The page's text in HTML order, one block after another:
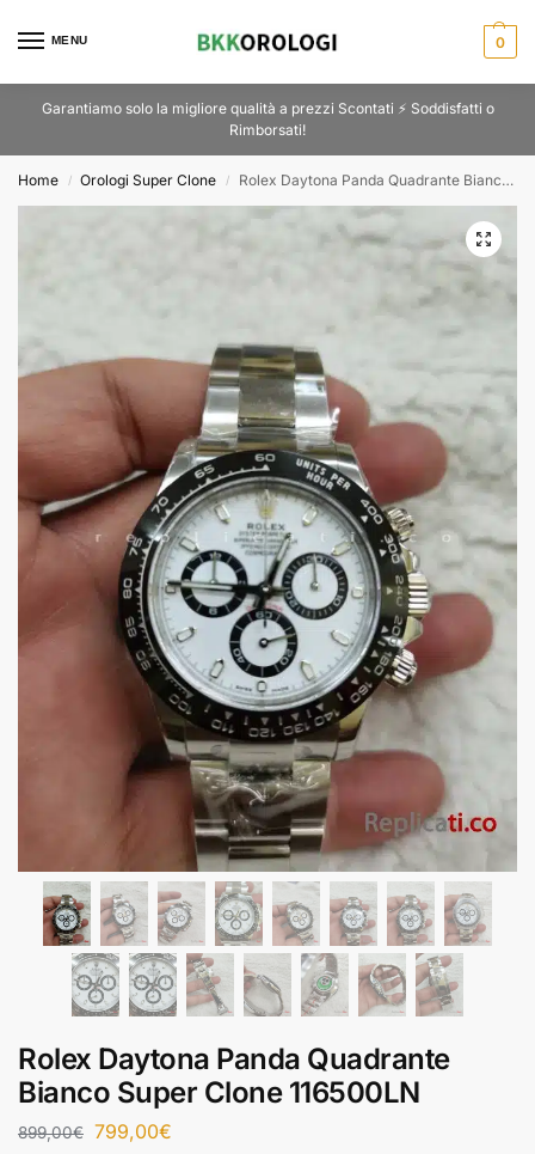
MENU 0
Garantiamo solo la migliore qualità a prezzi Scontati ⚡ Soddisfatti o
Rimborsati!
Home / Orologi Super Clone / Rolex Daytona Panda Quadrante Bianco Super Clone 116500LN
Rolex Daytona Panda Quadrante
Bianco Super Clone 116500LN
899,00€ 799,00€